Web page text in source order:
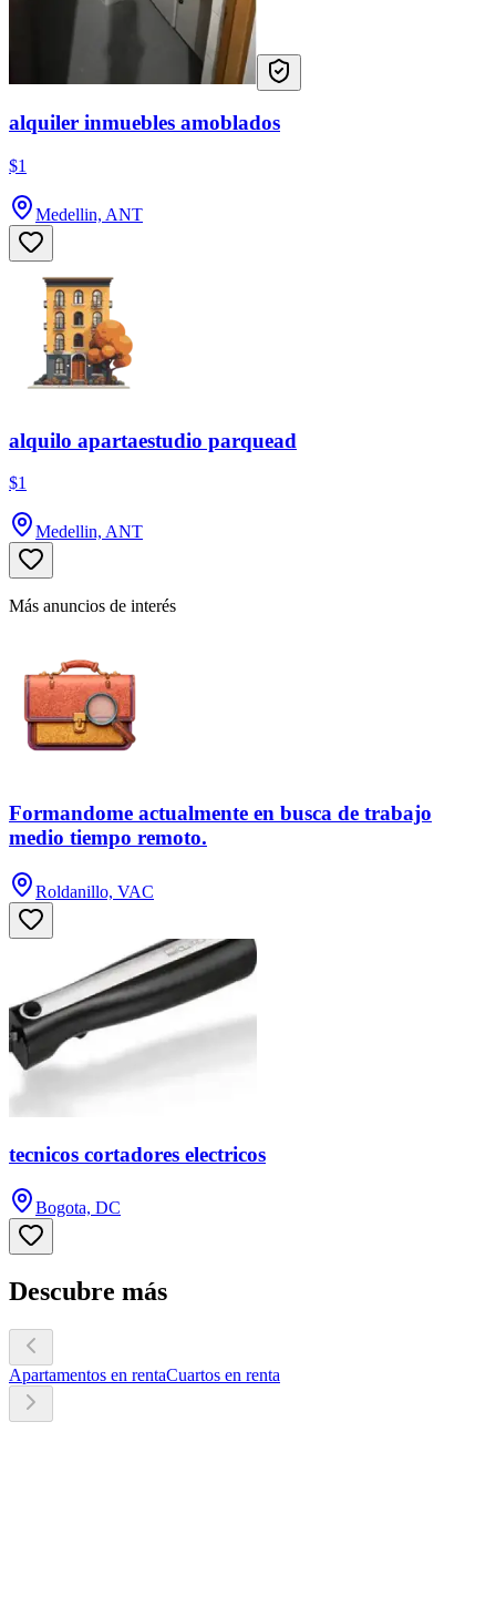
alquiler inmuebles amoblados
$1
Medellin, ANT
alquilo apartaestudio parquead
$1
Medellin, ANT
Más anuncios de interés
Formandome actualmente en busca de trabajo
medio tiempo remoto.
Roldanillo, VAC
tecnicos cortadores electricos
Bogota, DC
Descubre más
Apartamentos en rentaCuartos en renta